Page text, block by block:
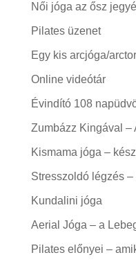
Női jóga az ősz
Pilates üzenet
Egy kis arcjóga/
Online videótár
Évindító 108
Zumbázz Kingával –
Kismama jóga –
Stresszoldó légzés
Kundalini jóga
Aerial Jóga – a
Pilates előnyei –